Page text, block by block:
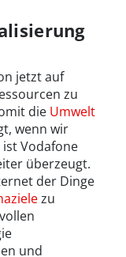
jetzt auf
zu
die Umwelt
wenn wir
Vodafone
überzeugt.
der Dinge
zu
und